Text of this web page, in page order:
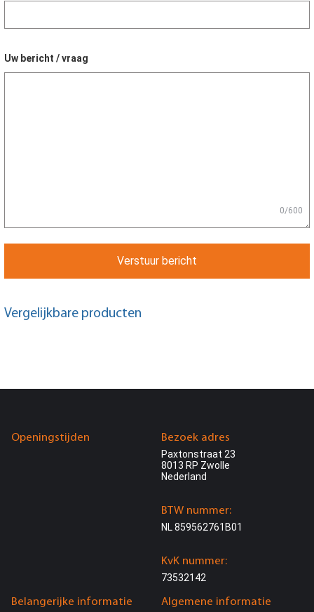
Uw bericht / vraag
0/600
Verstuur bericht
Vergelijkbare producten
Openingstijden
Belangerijke informatie Algemene informatie
Bezoek adres
Paxtonstraat 23
8013 RP Zwolle
Nederland
BTW nummer:
NL 859562761B01
KvK nummer:
73532142